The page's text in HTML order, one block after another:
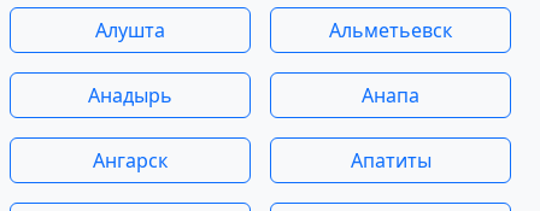
Алушта Альметьевск
Анадырь Анапа
Ангарск Апатиты